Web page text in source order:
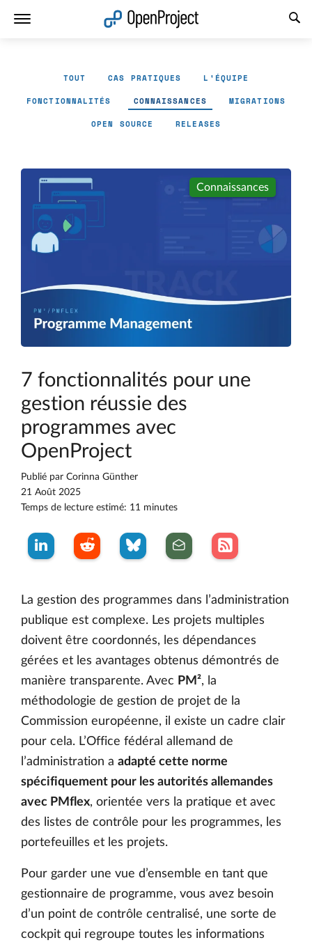
TOUT CAS PRATIQUES L'ÉQUIPE
FONCTIONNALITÉS CONNAISSANCES MIGRATIONS
OPEN SOURCE RELEASES
Connaissances
7 fonctionnalités pour une
gestion réussie des
programmes avec
OpenProject
Publié par Corinna Günther
21 Août 2025
Temps de lecture estimé: 11 minutes
La gestion des programmes dans l’administration
publique est complexe. Les projets multiples
doivent être coordonnés, les dépendances
gérées et les avantages obtenus démontrés de
manière transparente. Avec PM², la
méthodologie de gestion de projet de la
Commission européenne, il existe un cadre clair
pour cela. L’Office fédéral allemand de
l’administration a adapté cette norme
spécifiquement pour les autorités allemandes
avec PMflex, orientée vers la pratique et avec
des listes de contrôle pour les programmes, les
portefeuilles et les projets.
Pour garder une vue d’ensemble en tant que
gestionnaire de programme, vous avez besoin
d’un point de contrôle centralisé, une sorte de
cockpit qui regroupe toutes les informations
Ouvrir le lien dans un nouvel onglet